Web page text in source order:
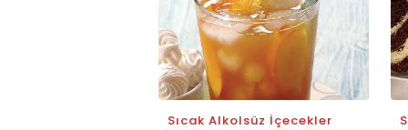
Sıcak Alkolsüz İçecekler